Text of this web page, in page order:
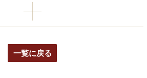
一覧に戻る